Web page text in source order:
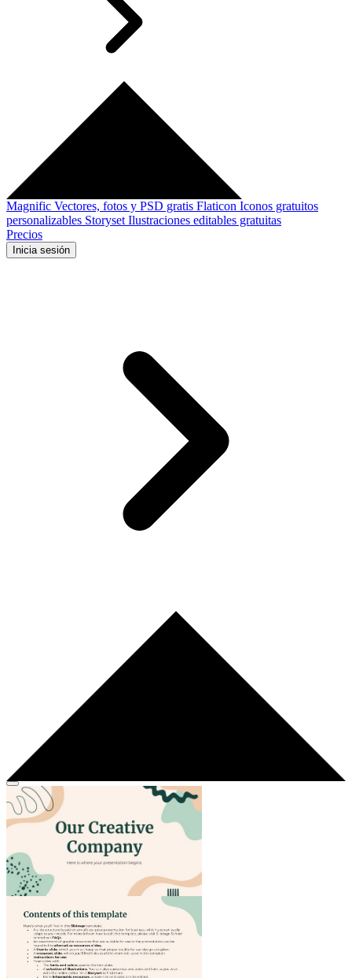
Magnific Vectores, fotos y PSD gratis Flaticon Iconos gratuitos
personalizables Storyset Ilustraciones editables gratuitas
Precios
Inicia sesión